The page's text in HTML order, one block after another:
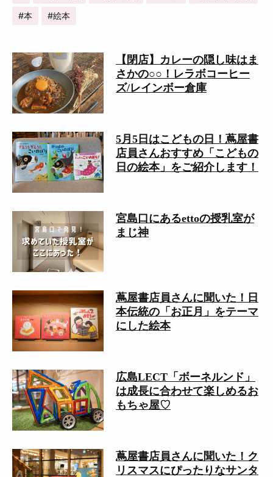
本 絵本
【閉店】カレーの隠し味はま
さかの○○！レラボコーヒー
ズ/レインボー倉庫
5月5日はこどもの日！蔦屋書
店員さんおすすめ「こどもの
日の絵本」をご紹介します！
宮島口にあるettoの授乳室が
まじ神
蔦屋書店員さんに聞いた！日
本伝統の「お正月」をテーマ
にした絵本
広島LECT「ボーネルンド」
は成長に合わせて楽しめるお
もちゃ屋♡
蔦屋書店員さんに聞いた！ク
リスマスにぴったりなサンタ